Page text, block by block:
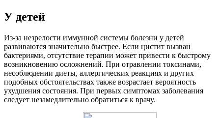
У детей
Из-за незрелости иммунной системы болезни у детей
развиваются значительно быстрее. Если цистит вызван
бактериями, отсутствие терапии может привести к быстрому
возникновению осложнений. При отравлении токсинами,
несоблюдении диеты, аллергических реакциях и других
подобных обстоятельствах также возрастает вероятность
ухудшения состояния. При первых симптомах заболевания
следует незамедлительно обратиться к врачу.